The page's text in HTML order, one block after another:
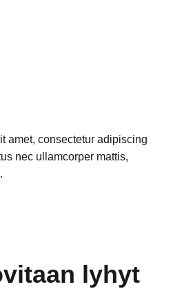
amet, consectetur adipiscing
nec ullamcorper mattis,
lyhyt